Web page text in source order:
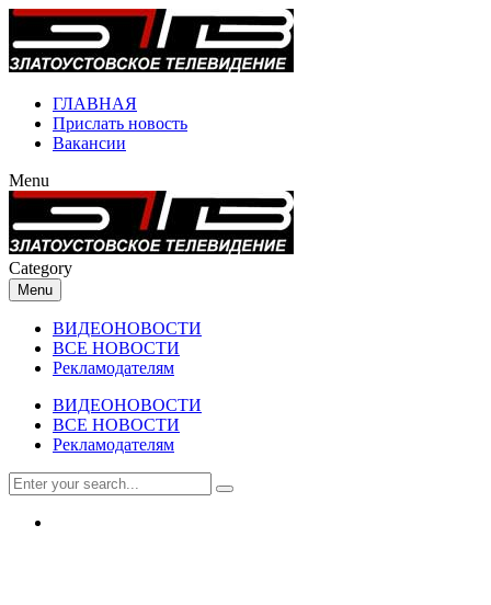
ГЛАВНАЯ
Прислать новость
Вакансии
Menu
Category
Menu
ВИДЕОНОВОСТИ
ВСЕ НОВОСТИ
Рекламодателям
ВИДЕОНОВОСТИ
ВСЕ НОВОСТИ
Рекламодателям